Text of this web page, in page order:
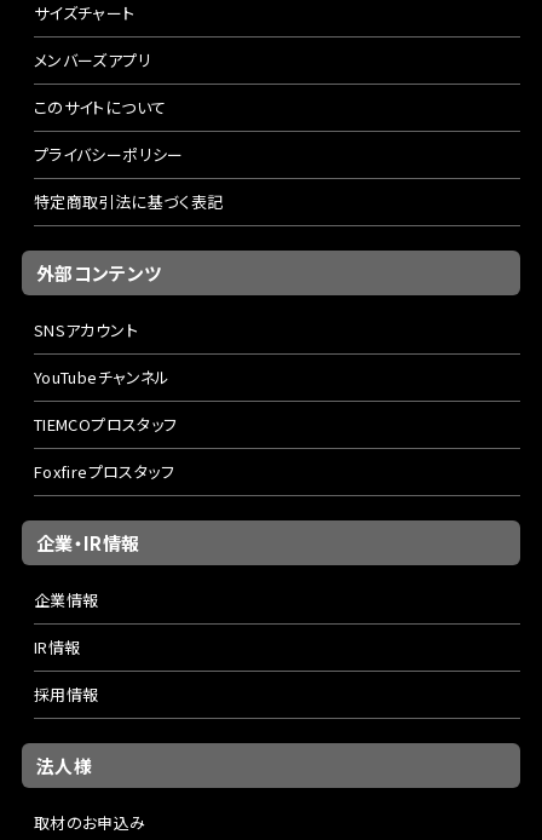
サイズチャート
メンバーズアプリ
このサイトについて
プライバシーポリシー
特定商取引法に基づく表記
外部コンテンツ
SNSアカウント
YouTubeチャンネル
TIEMCOプロスタッフ
Foxfireプロスタッフ
企業・IR情報
企業情報
IR情報
採用情報
法人様
取材のお申込み